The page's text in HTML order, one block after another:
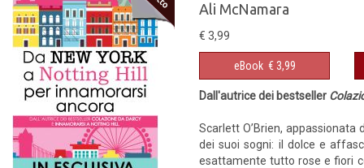
Ali McNamara
€ 3,99
eBook € 3,99
Dall'autrice dei bestseller
Scarlett O’Brien,
dei suoi sogni: il dolce e
esattamente tutto rose e fiori